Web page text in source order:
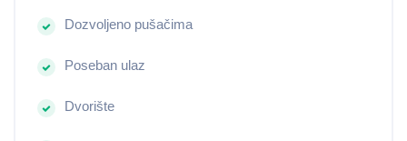
Dozvoljeno pušačima
Poseban ulaz
Dvorište